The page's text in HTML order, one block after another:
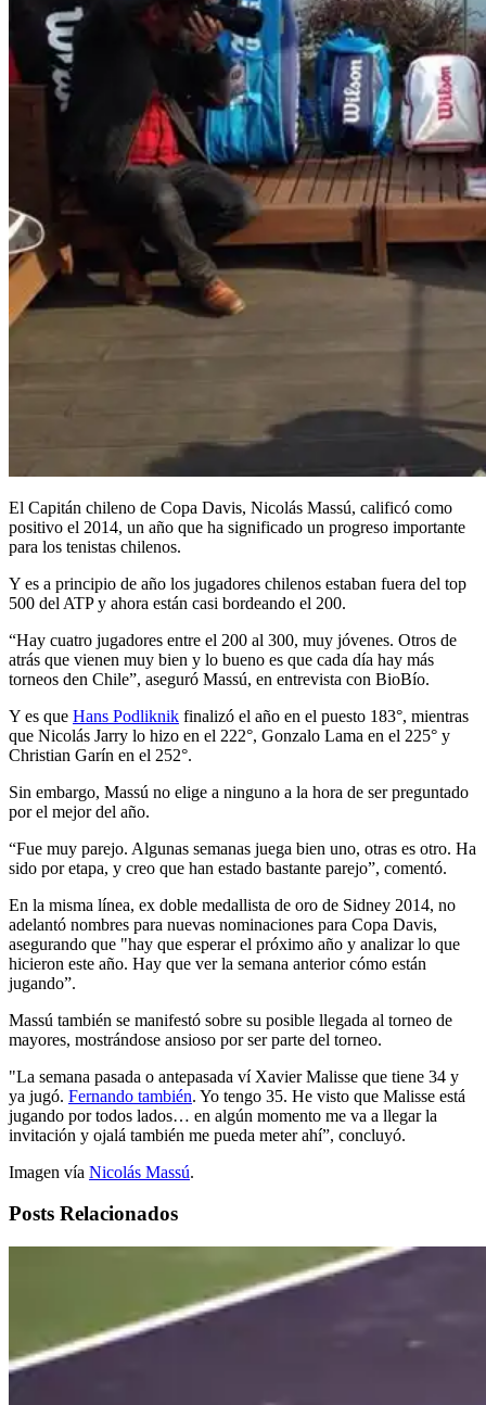
El Capitán chileno de Copa Davis, Nicolás Massú, calificó como
positivo el 2014, un año que ha significado un progreso importante
para los tenistas chilenos.
Y es a principio de año los jugadores chilenos estaban fuera del top
500 del ATP y ahora están casi bordeando el 200.
“Hay cuatro jugadores entre el 200 al 300, muy jóvenes. Otros de
atrás que vienen muy bien y lo bueno es que cada día hay más
torneos den Chile”, aseguró Massú, en entrevista con BioBío.
Y es que Hans Podliknik finalizó el año en el puesto 183°, mientras
que Nicolás Jarry lo hizo en el 222°, Gonzalo Lama en el 225° y
Christian Garín en el 252°.
Sin embargo, Massú no elige a ninguno a la hora de ser preguntado
por el mejor del año.
“Fue muy parejo. Algunas semanas juega bien uno, otras es otro. Ha
sido por etapa, y creo que han estado bastante parejo”, comentó.
En la misma línea, ex doble medallista de oro de Sidney 2014, no
adelantó nombres para nuevas nominaciones para Copa Davis,
asegurando que "hay que esperar el próximo año y analizar lo que
hicieron este año. Hay que ver la semana anterior cómo están
jugando”.
Massú también se manifestó sobre su posible llegada al torneo de
mayores, mostrándose ansioso por ser parte del torneo.
"La semana pasada o antepasada ví Xavier Malisse que tiene 34 y
ya jugó. Fernando también. Yo tengo 35. He visto que Malisse está
jugando por todos lados… en algún momento me va a llegar la
invitación y ojalá también me pueda meter ahí”, concluyó.
Imagen vía Nicolás Massú.
Posts Relacionados